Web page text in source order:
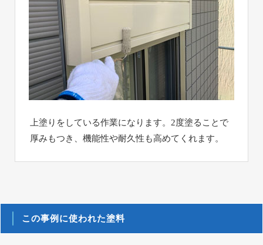
上塗りをしている作業になります。2度塗ることで
厚みもつき、機能性や耐久性も高めてくれます。
この事例に使われた塗料